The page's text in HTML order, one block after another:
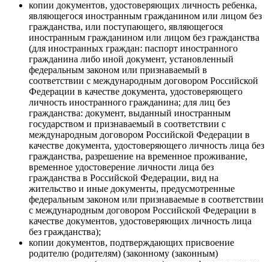
копии документов, удостоверяющих личность ребенка,
являющегося иностранным гражданином или лицом без
гражданства, или поступающего, являющегося
иностранным гражданином или лицом без гражданства
(для иностранных граждан: паспорт иностранного
гражданина либо иной документ, установленный
федеральным законом или признаваемый в
соответствии с международным договором Российской
Федерации в качестве документа, удостоверяющего
личность иностранного гражданина; для лиц без
гражданства: документ, выданный иностранным
государством и признаваемый в соответствии с
международным договором Российской Федерации в
качестве документа, удостоверяющего личность лица без
гражданства, разрешение на временное проживание,
временное удостоверение личности лица без
гражданства в Российской Федерации, вид на
жительство и иные документы, предусмотренные
федеральным законом или признаваемые в соответствии
с международным договором Российской Федерации в
качестве документов, удостоверяющих личность лица
без гражданства);
копии документов, подтверждающих присвоение
родителю (родителям) (законному (законным)